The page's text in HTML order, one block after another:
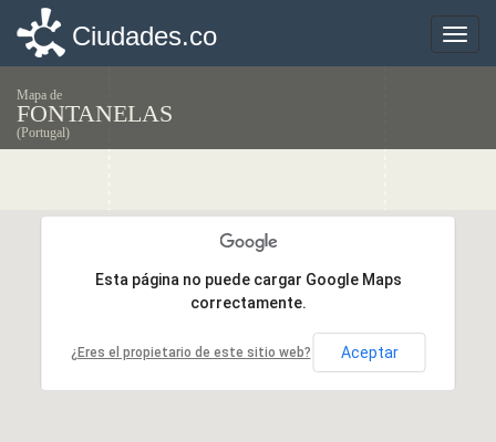
Toggle
Ciudades.co
Mapa de
FONTANELAS
(Portugal)
Esta página no puede cargar Google Maps
correctamente.
¿Eres el propietario de este sitio web? Aceptar
Esta página no puede cargar Google Maps
correctamente.
¿Eres el propietario de este sitio web? Aceptar
Toggle
Ciudades.co